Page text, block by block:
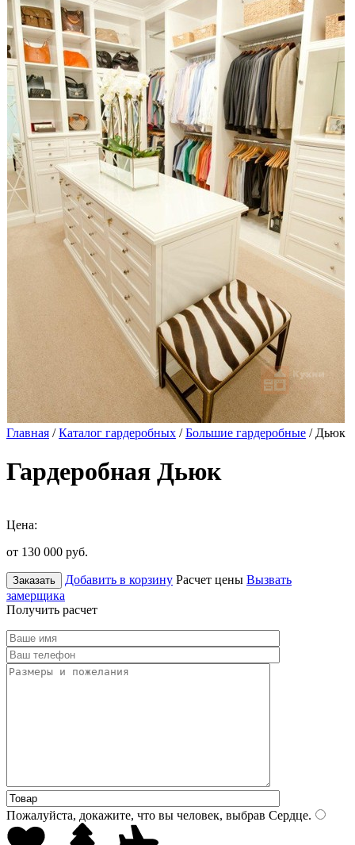
Главная /Каталог гардеробных /Большие гардеробные / Дьюк
Гардеробная Дьюк
Цена:
от 130 000 руб.
Заказать Добавить в корзину Расчет цены Вызвать
замерщика
Получить расчет
Пожалуйста, докажите, что вы человек, выбрав Сердце.